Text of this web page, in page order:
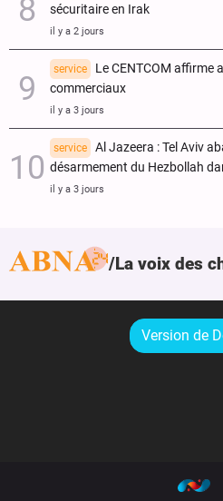
sécuritaire en Irak
il y a 2 jours
service
Le CENTCOM affirme
commerciaux
il y a 3 jours
service
Al Jazeera : Tel Aviv
désarmement du Hezbollah
il y a 3 jours
La voix des
Version de